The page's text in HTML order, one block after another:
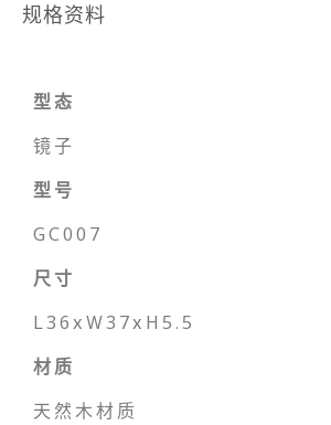
规格资料
型态
镜子
型号
GC007
尺寸
L36xW37xH5.5
材质
天然木材质